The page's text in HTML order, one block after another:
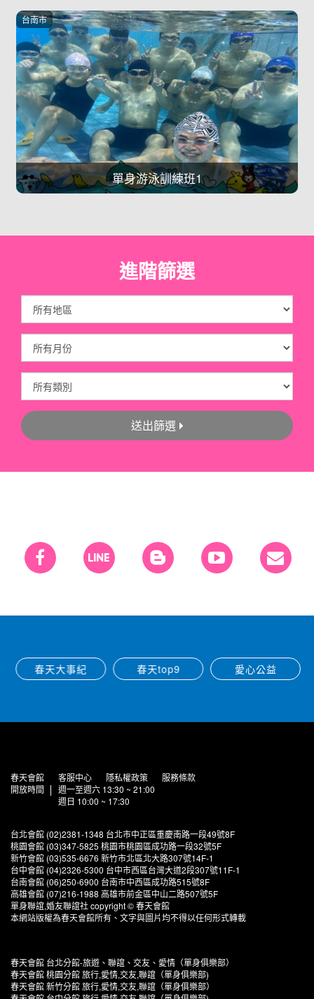
單身游泳訓練班1
台南市
進階篩選
送出篩選
春天大事紀 春天top9 愛心公益
春天會館 客服中心 隱私權政策
服務條款
開放時間
週一至週六 13:30 ~ 21:00
週日 10:00 ~ 17:30
台北會館 (02)2381-1348 台北市中正區重慶南路一段49號8F
桃園會館 (03)347-5825 桃園市桃園區成功路一段32號5F
新竹會館 (03)535-6676 新竹市北區北大路307號14F-1
台中會館 (04)2326-5300 台中市西區台灣大道2段307號11F-1
台南會館 (06)250-6900 台南市中西區成功路515號8F
高雄會館 (07)216-1988 高雄市前金區中山二路507號5F
單身聯誼,婚友聯誼社 copyright © 春天會館
本網站版權為春天會館所有、文字與圖片均不得以任何形式轉載
春天會館 台北分館-旅遊、聯誼、交友、愛情（單身俱樂部）
春天會館 桃園分館 旅行,愛情,交友,聯誼（單身俱樂部)
春天會館 新竹分館 旅行,愛情,交友,聯誼（單身俱樂部）